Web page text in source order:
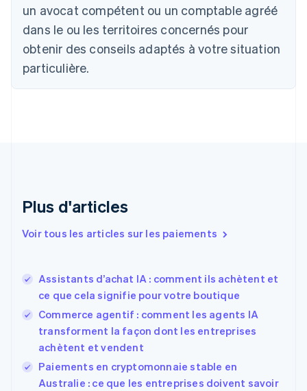
un avocat compétent ou un comptable agréé
dans le ou les territoires concernés pour
obtenir des conseils adaptés à votre situation
particulière.
Plus d'articles
Voir tous les articles sur les paiements
Assistants d’achat IA : comment ils achètent et
ce que cela signifie pour votre boutique
Commerce agentif : comment les agents IA
transforment la façon dont les entreprises
achètent et vendent
Paiements en cryptomonnaie stable en
Australie : ce que les entreprises doivent savoir
Bulgarie
English
Canada
EnglishFrançais
Chine continentale
Espagne
Estonie
EnglishEspañol简体中文
Finlande
English
FrançaisEnglish
Gibraltar
English
Grèce